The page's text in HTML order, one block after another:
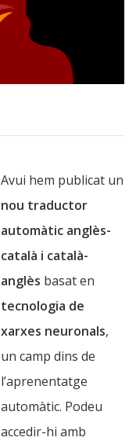
Avui hem publicat un
nou traductor
automàtic anglès-
català i català-
anglès basat en
tecnologia de
xarxes neuronals,
un camp dins de
l’aprenentatge
automàtic. Podeu
accedir-hi amb